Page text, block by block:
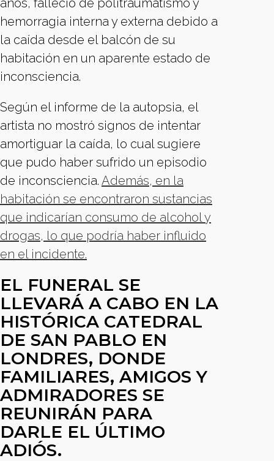
años, falleció de politraumatismo y
hemorragia interna y externa debido a
la caída desde el balcón de su
habitación en un aparente estado de
inconsciencia.
Según el informe de la autopsia, el
artista no mostró signos de intentar
amortiguar la caída, lo cual sugiere
que pudo haber sufrido un episodio
de inconsciencia. Además, en la
habitación se encontraron sustancias
que indicarían consumo de alcohol y
drogas, lo que podría haber influido
en el incidente.
EL FUNERAL SE
LLEVARÁ A CABO EN LA
HISTÓRICA CATEDRAL
DE SAN PABLO EN
LONDRES, DONDE
FAMILIARES, AMIGOS Y
ADMIRADORES SE
REUNIRÁN PARA
DARLE EL ÚLTIMO
ADIÓS.